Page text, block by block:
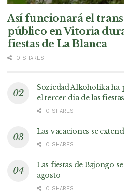
Así funcionará el
público en Vitoria
fiestas de La Blanca
0 SHARES
Soziedad Alkoholika ha
el tercer día de las
0 SHARES
Las vacaciones se
0 SHARES
Las fiestas de Bajongo
agosto
0 SHARES